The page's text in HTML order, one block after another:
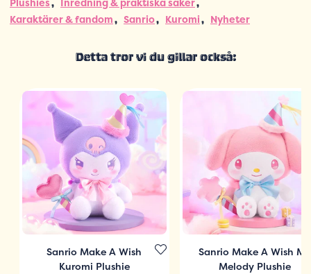
Karaktärer & fandom
Sanrio Kuromi Nyheter
Detta tror vi du gillar också:
Sanrio Make A Wish
Kuromi Plushie
Sanrio Make A Wish My
Melody Plushie